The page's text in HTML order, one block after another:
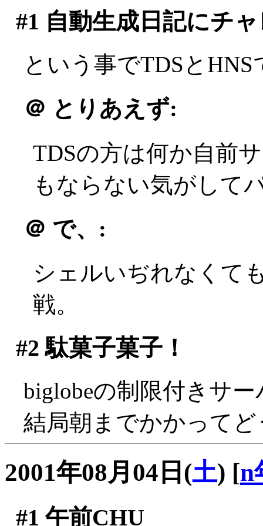
#1 自動生成日記にチ
という事でTDSと
＠ とりあえず:
TDSの方は何か自前
もならない気がして
＠ で、:
シェルいぢれなくて
戦。
#2 駄菓子菓子！
biglobeの制限付きサ
結局朝までかかって
2001年08月04日(土) [n
#1 午前CHU